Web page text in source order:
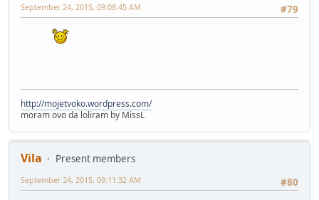
#79
September 24, 2015, 09:08:45 AM
http://mojetvoko.wordpress.com/
moram ovo da loliram by MissL
Vila
Present members
#80
September 24, 2015, 09:11:32 AM